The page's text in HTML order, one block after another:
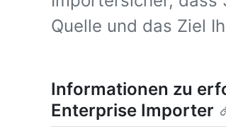
Quelle und das Ziel
Informationen zu
Enterprise Importer